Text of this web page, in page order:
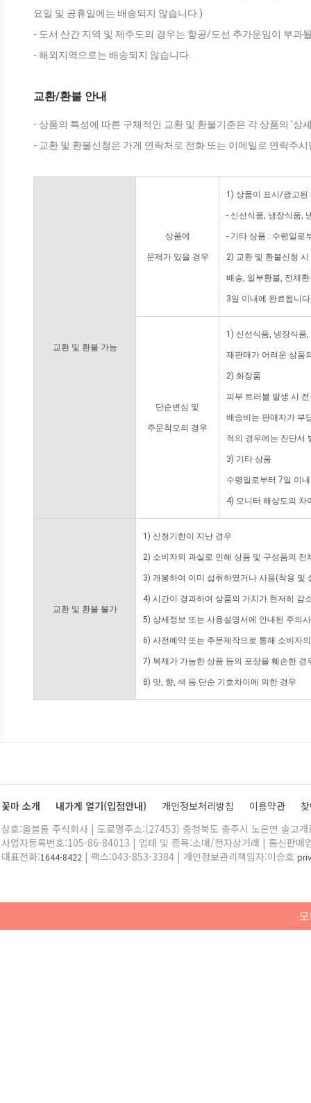
요일 및 공휴일에는 배송되지 않습니다.)
- 도서 산간 지역 및 제주도의 경우는 항공/도선 추가운임이 부과
- 해외지역으로는 배송되지 않습니다.
교환/환불 안내
- 상품의 특성에 따른 구체적인 교환 및 환불기준은 각 상품의 '상
- 교환 및 환불신청은 가게 연락처로 전화 또는 이메일로 연락주
교환 및 환불 가능
상품에
문제가 있을 경우
1) 상품이 표시/광고된
- 신선식품, 냉장식품,
- 기타 상품 : 수령일로
2) 교환 및 환불신청
배송, 일부환불, 전체
3일 이내에 완료됩니
단순변심 및
주문착오의 경우
1) 신선식품, 냉장식품
재판매가 어려운 상품
2) 화장품
피부 트러블 발생 시
배송비는 판매자가 부
적의 경우에는 진단서
3) 기타 상품
수령일로부터 7일 이
4) 모니터 해상도의 차
교환 및 환불 불가
1) 신청기한이 지난 경우
2) 소비자의 과실로 인해 상품 및 구성품의
3) 개봉하여 이미 섭취하였거나 사용(착용 및
4) 시간이 경과하여 상품의 가치가 현저히 감
5) 상세정보 또는 사용설명서에 안내된 주의
6) 사전예약 또는 주문제작으로 통해 소비자
7) 복제가 가능한 상품 등의 포장을 훼손한 경
8) 맛, 향, 색 등 단순 기호차이에 의한 경우
꽃마 소개 내가게 열기(입점안내) 개인정보처리방침 이용약관
상호:올블룸 주식회사 | 도로명주소:(27453) 충청북도 충주시 노은면 솔고
사업자등록번호:105-86-84013 | 업태 및 종목:소매/전자상거래 | 통신판매
대표전화:1644-8422 | 팩스:043-853-3384 | 개인정보관리책임자:이승호